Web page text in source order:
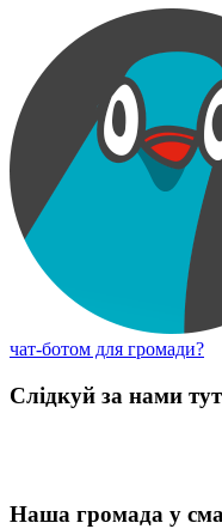
чат-ботом для громади?
Слідкуй за нами
Наша громада у